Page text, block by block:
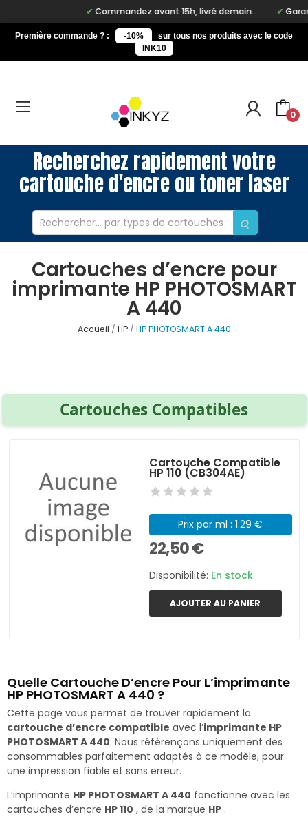
Commandez avant 15h, livré demain.
Première commande ? : -10%
sur tous nos produits avec le code
INK10
0
Recherchez rapidement votre
cartouche d'encre ou toner laser
Cartouches d’encre pour
imprimante HP PHOTOSMART
A 440
Accueil HP HP PHOTOSMART A 440
Cartouches Compatibles
Cartouche Compatible
HP 110 (CB304AE)
Prix par ml : 1.29 €
22,50 €
Disponibilité: En stock
AJOUTER AU PANIER
Quelle Cartouche D’encre Pour L’imprimante
HP PHOTOSMART A 440 ?
Cette page vous permet de trouver rapidement la
cartouche d’encre compatible avec l’imprimante HP
PHOTOSMART A 440. Nous référençons uniquement des
consommables parfaitement adaptés à ce modèle, pour
une impression fiable et sans erreur.
L’imprimante HP PHOTOSMART A 440 fonctionne avec les
cartouches d’encre HP 110 , de la marque HP .